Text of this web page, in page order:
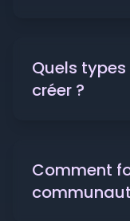
Quels
créer ?
Comment